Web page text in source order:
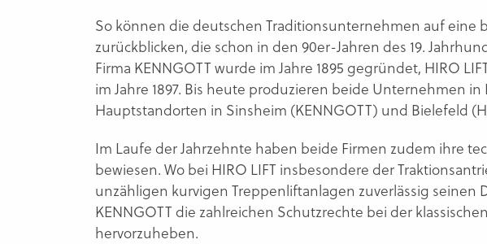
So können die deutschen Traditionsunternehmen auf eine
zurückblicken, die schon in den 90er-Jahren des 19.
Firma KENNGOTT wurde im Jahre 1895 gegründet, HIRO
im Jahre 1897. Bis heute produzieren beide Unternehmen
Hauptstandorten in Sinsheim (KENNGOTT) und Bielefeld
Im Laufe der Jahrzehnte haben beide Firmen zudem ihre
bewiesen. Wo bei HIRO LIFT insbesondere der
unzähligen kurvigen Treppenliftanlagen zuverlässig seinen
KENNGOTT die zahlreichen Schutzrechte bei der
hervorzuheben.